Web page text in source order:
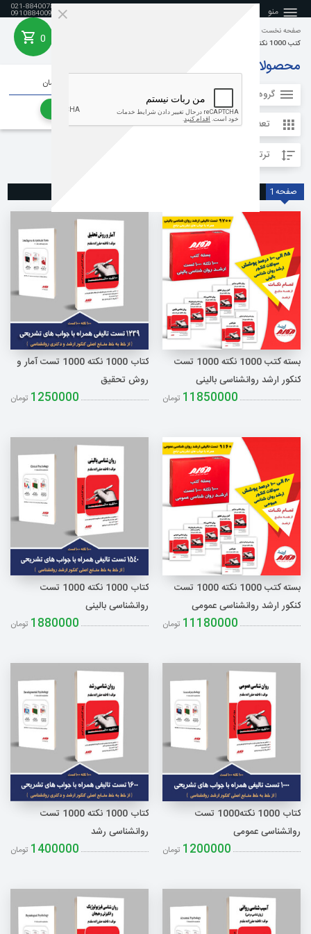
منو
ثبت نام
جستجو
021-88400788
09108840099
0
رفتن به سبد خرید
صفحه نخست
کتب 1000 نکته 1000 تست ارشد
محصولات
گروه محصولات
تعداد آیتم ها در هر صفحه
ترتیب نمایش
صفحه 1
بسته کتب 1000 نکته 1000 تست
کنکور ارشد روانشناسی بالینی
11850000 تومان
کتاب 1000 نکته 1000 تست آمار و
روش تحقیق
1250000 تومان
بسته کتب 1000 نکته 1000 تست
کنکور ارشد روانشناسی عمومی
11180000 تومان
کتاب 1000 نکته 1000 تست
روانشناسی بالینی
1880000 تومان
کتاب 1000 نکته1000 تست
روانشناسی عمومی
1200000 تومان
کتاب 1000 نکته 1000 تست
روانشناسی رشد
1400000 تومان